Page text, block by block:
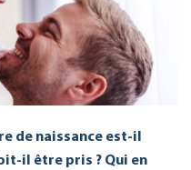
de naissance est-il
il être pris ? Qui en